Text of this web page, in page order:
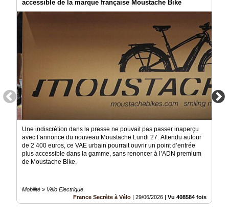
accessible de la marque française Moustache Bike
Une indiscrétion dans la presse ne pouvait pas passer inaperçu
avec l’annonce du nouveau Moustache Lundi 27. Attendu autour
de 2 400 euros, ce VAE urbain pourrait ouvrir un point d’entrée
plus accessible dans la gamme, sans renoncer à l’ADN premium
de Moustache Bike.
Mobilité » Vélo Electrique
France Secrète à Vélo | 29/06/2026 | Vu 408584 fois